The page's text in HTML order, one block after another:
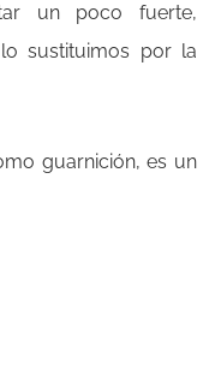
un poco fuerte,
sustituimos por la
guarnición, es un